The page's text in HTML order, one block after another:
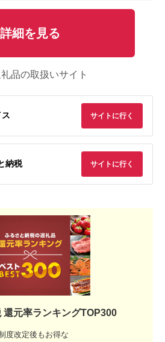
詳細を見る
品の取扱いサイト
サイトに行く
納税 サイトに行く
還元率ランキングTOP300
度改定後もお得な